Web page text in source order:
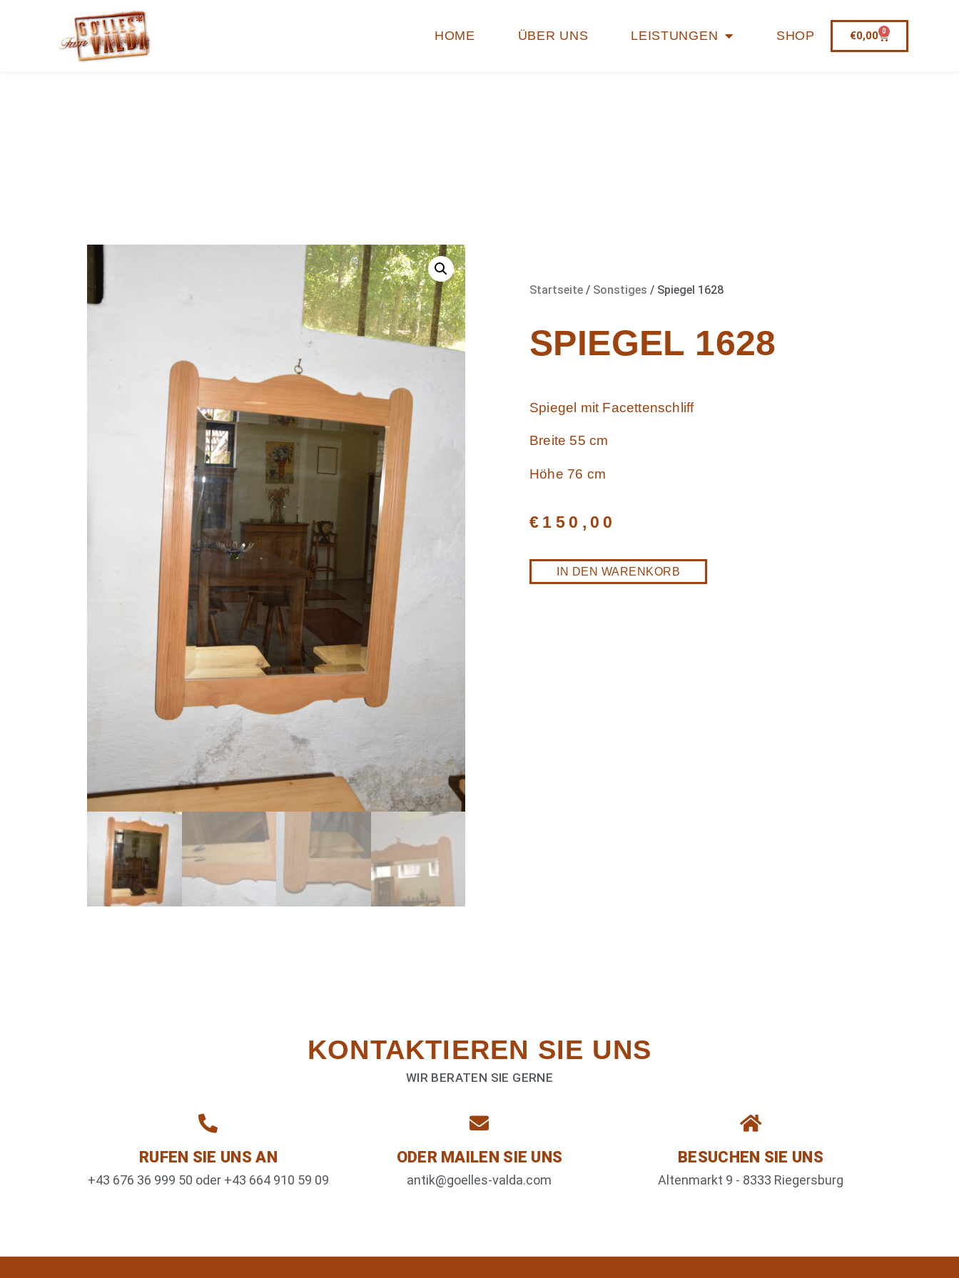
HOME ÜBER UNS LEISTUNGEN SHOP €0,00 0
Startseite / Sonstiges / Spiegel 1628
SPIEGEL 1628
Spiegel mit Facettenschliff
Breite 55 cm
Höhe 76 cm
€ 150,00
IN DEN WARENKORB
KONTAKTIEREN­ SIE UNS
WIR BERATEN SIE GERNE
RUFEN SIE UNS AN
+43 676 36 999 50 oder +43 664 910 59 09
ODER MAILEN SIE UNS
antik@goelles-valda.com
BESUCHEN SIE UNS
Altenmarkt 9 - 8333 Riegersburg